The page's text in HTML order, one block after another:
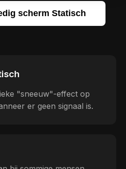
scherm Statisch
"sneeuw"-effect op
er geen signaal is.